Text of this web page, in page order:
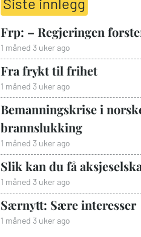
Frp: – Regjeringen
1 måned 3 uker ago
Fra frykt til frihet
1 måned 3 uker ago
Bemanningskrise i
brannslukking
1 måned 3 uker ago
Slik kan du få
1 måned 3 uker ago
Særnytt: Sære interesser
1 måned 3 uker ago